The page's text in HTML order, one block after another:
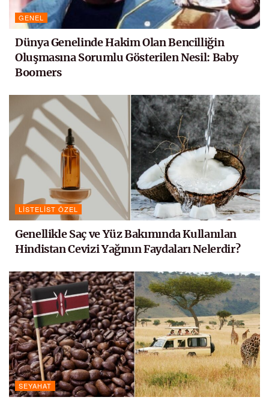
GENEL
Dünya Genelinde Hakim Olan Bencilliğin
Oluşmasına Sorumlu Gösterilen Nesil: Baby
Boomers
LISTELIST ÖZEL
Genellikle Saç ve Yüz Bakımında Kullanılan
Hindistan Cevizi Yağının Faydaları Nelerdir?
SEYAHAT